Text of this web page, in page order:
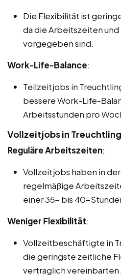
Die Flexibilität ist
da die Arbeitszeiten
vorgegeben sind.
Work-Life-Balance:
Teilzeitjobs in
bessere Work-Life-
Arbeitsstunden pro
Vollzeitjobs in
Reguläre Arbeitszeiten:
Vollzeitjobs haben in
regelmäßige
einer 35- bis 40-
Weniger Flexibilität:
Vollzeitbeschäftigte in
die geringste zeitliche
vertraglich